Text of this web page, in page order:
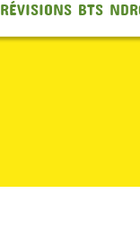
RÉVISIONS BTS